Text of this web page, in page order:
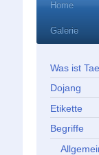
Home
Galerie
Was ist
Dojang
Etikette
Begriffe